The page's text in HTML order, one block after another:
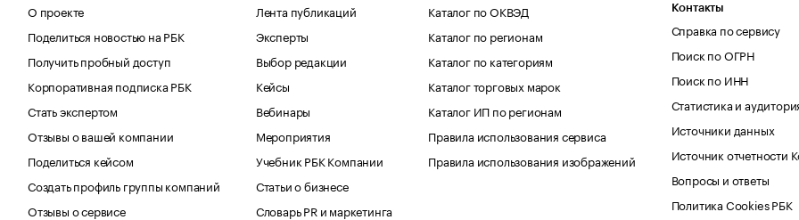
О проекте
Поделиться новостью на РБК
Получить пробный доступ
Корпоративная подписка РБК
Стать экспертом
Отзывы о вашей компании
Поделиться кейсом
Создать профиль группы компаний
Отзывы о сервисе
Лента публикаций
Эксперты
Выбор редакции
Кейсы
Вебинары
Мероприятия
Учебник РБК Компании
Статьи о бизнесе
Словарь PR и маркетинга
Каталог по ОКВЭД
Каталог по регионам
Каталог по категориям
Каталог торговых марок
Каталог ИП по регионам
Правила использования сервиса
Правила использования изображений
Контакты
Справка по сервису
Поиск по ОГРН
Поиск по ИНН
Статистика и
Источники данных
Источник отчетности
Вопросы и ответы
Политика Cookies РБК